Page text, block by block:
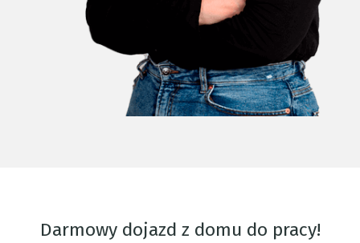
Darmowy dojazd z domu do pracy!